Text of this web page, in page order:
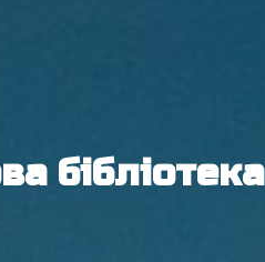
бібліотека